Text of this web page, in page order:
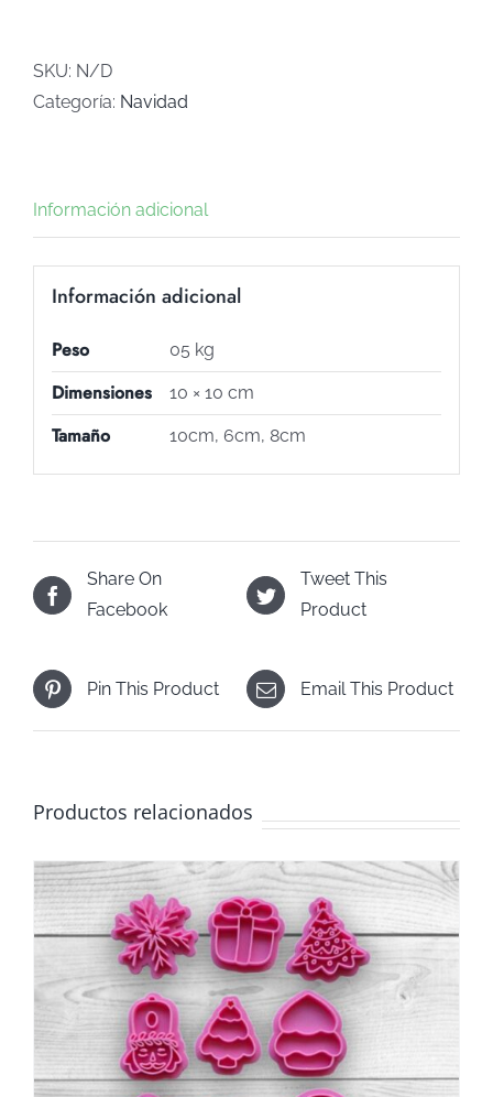
(Art
C-
SKU: N/D
Categoría: Navidad
Información adicional
Información adicional
Peso 05 kg
Dimensiones 10 × 10 cm
Tamaño 10cm, 6cm, 8cm
Share On
Facebook
Tweet This
Product
Pin This Product Email This Product
Productos relacionados